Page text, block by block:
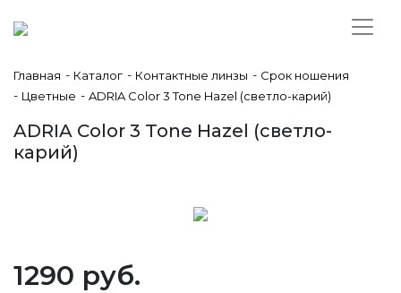
Главная - Каталог - Контактные линзы - Срок ношения
- Цветные - ADRIA Color 3 Tone Hazel (светло-карий)
ADRIA Color 3 Tone Hazel (светло-
карий)
1290 руб.